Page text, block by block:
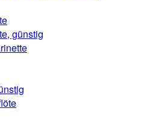
günstig